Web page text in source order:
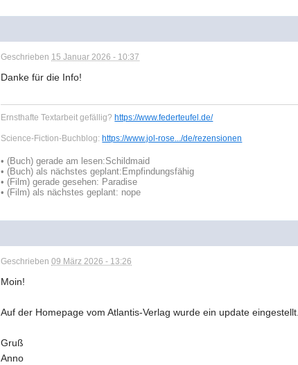
Geschrieben 15 Januar 2026 - 10:37
Danke für die Info!
Ernsthafte Textarbeit gefällig?https://www.federteufel.de/
Science-Fiction-Buchblog:https://www.jol-rose.../de/rezensionen
• (Buch) gerade am lesen:Schildmaid
• (Buch) als nächstes geplant: Empfindungsfähig
• (Film) gerade gesehen: Paradise
• (Film) als nächstes geplant: nope
Geschrieben09 März 2026 - 13:26
Moin!
Auf der Homepage vom Atlantis-Verlag wurde ein update eingestellt.
Gruß
Anno